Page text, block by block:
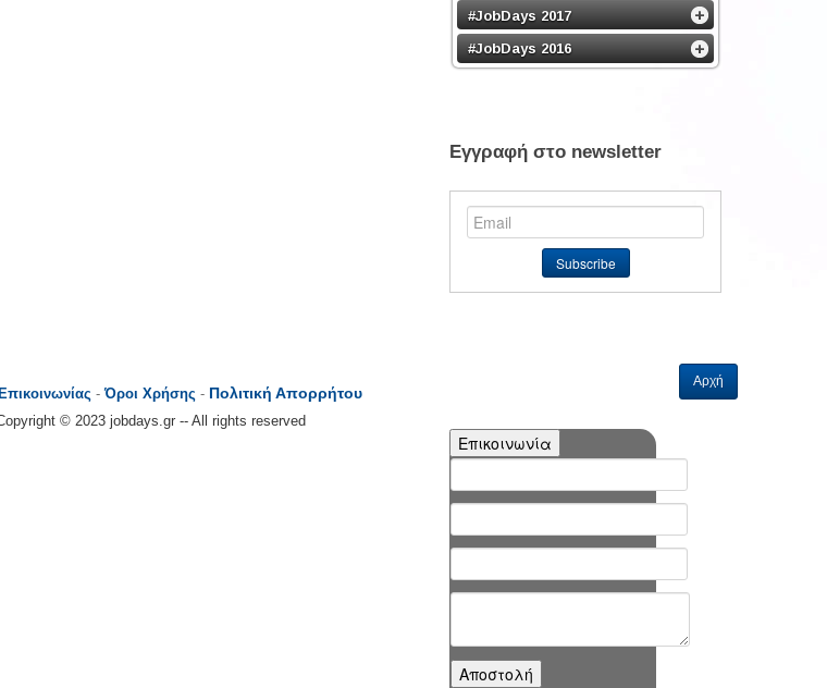
#JobDays 2017
#JobDays 2016
Εγγραφή στο newsletter
-Όροι Χρήσης - Πολιτική Απορρήτου
© 2023 jobdays.gr -- All rights reserved
Αρχή